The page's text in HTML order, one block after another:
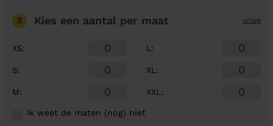
2 Kies een aantal per maat uitleg
XS:
S:
M:
L :
XL :
XXL :
Ik weet de maten (nog) niet